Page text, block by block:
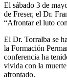
El sábado 3 de
de Freser, el Dr.
“Afrontar el luto
El Dr. Torralba se
la Formación
conferencia ha
vivida con la
afrontado.